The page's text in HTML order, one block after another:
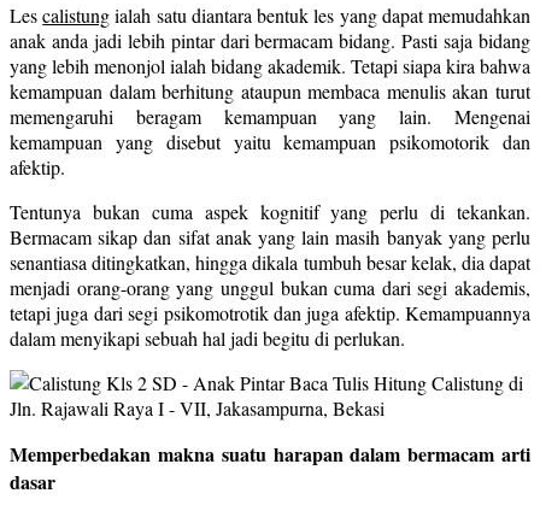
Lescalistungialah satu diantara bentuk les yang dapat memudahkan
anak anda jadi lebih pintar dari bermacam bidang. Pasti saja bidang
yang lebih menonjol ialah bidang akademik. Tetapi siapa kira bahwa
kemampuan dalam berhitung ataupun membaca menulis akan turut
memengaruhi beragam kemampuan yang lain. Mengenai
kemampuan yang disebut yaitu kemampuan psikomotorik dan
afektip.
Tentunya bukan cuma aspek kognitif yang perlu di tekankan.
Bermacam sikap dan sifat anak yang lain masih banyak yang perlu
senantiasa ditingkatkan, hingga dikala tumbuh besar kelak, dia dapat
menjadi orang-orang yang unggul bukan cuma dari segi akademis,
tetapi juga dari segi psikomotrotik dan juga afektip. Kemampuannya
dalam menyikapi sebuah hal jadi begitu di perlukan.
Memperbedakan makna suatu harapan dalam bermacam arti
dasar